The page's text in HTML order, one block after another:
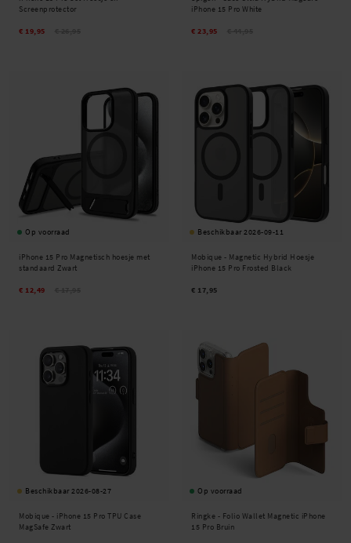
persoonlijkheid en behoeften.
Screenprotector
€ 19,95
iPhone 15 Pro White
€ 23,95
Op voorraad
iPhone 15 Pro Magnetisch hoesje met
standaard Zwart
€ 12,49
Beschikbaar 2026-09-11
Mobique - Magnetic Hybrid Hoesje
iPhone 15 Pro Frosted Black
€ 17,95
Beschikbaar 2026-08-27
Mobique - iPhone 15 Pro TPU Case
MagSafe Zwart
Op voorraad
Ringke - Folio Wallet Magnetic iPhone
15 Pro Bruin